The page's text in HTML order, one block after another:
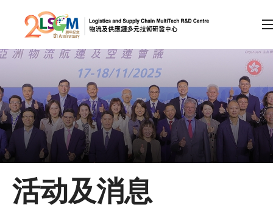
跳到内容（按回车键）
会员登录
A A EN 繁 简
主页
关于LSCM
活动及消息